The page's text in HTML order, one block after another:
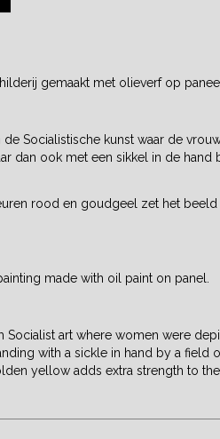
gemaakt met olieverf op paneel.
Socialistische kunst waar de
dan ook met een sikkel in de hand
rood en goudgeel zet het beeld
made with oil paint on panel.
Socialist art where women were
with a sickle in hand by a field
yellow adds extra strength to the